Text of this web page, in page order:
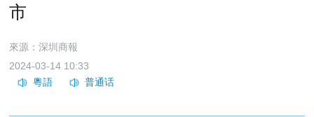
市
來源：深圳商報
2024-03-14 10:33